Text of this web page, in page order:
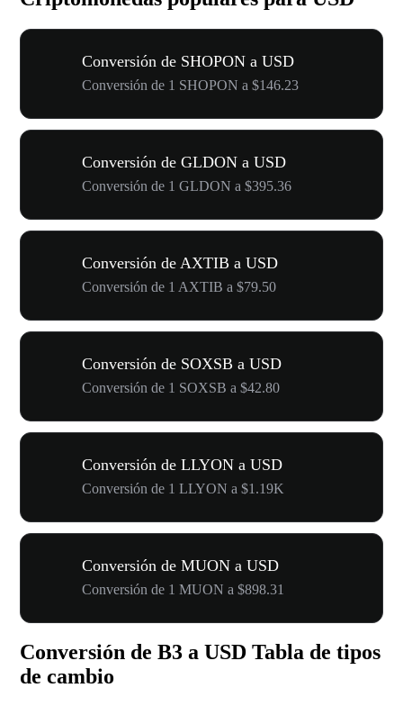
Conversión de SHOPON a USD
Conversión de 1 SHOPON a $146.23
Conversión de GLDON a USD
Conversión de 1 GLDON a $395.36
Conversión de AXTIB a USD
Conversión de 1 AXTIB a $79.50
Conversión de SOXSB a USD
Conversión de 1 SOXSB a $42.80
Conversión de LLYON a USD
Conversión de 1 LLYON a $1.19K
Conversión de MUON a USD
Conversión de 1 MUON a $898.31
Conversión de B3 a USD Tabla de tipos
de cambio